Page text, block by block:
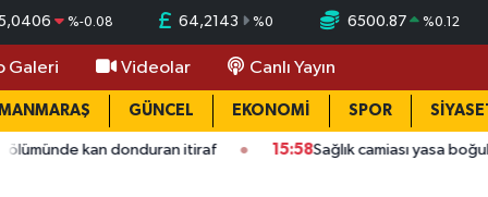
%-0.08 64,2143 %0 6500.87 %0.12
Galeri Videolar Canlı Yayın
GÜNCEL EKONOMİ SPOR
donduran itiraf 15:58 Sağlık camiası yasa boğuldu: